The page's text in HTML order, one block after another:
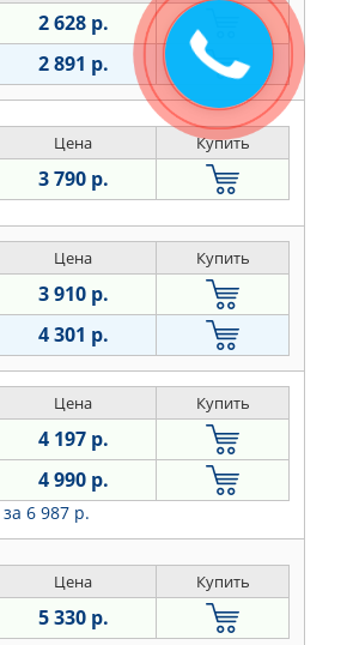
2 628 р.
2 891 р.
Цена Купить
3 790 р.
Цена Купить
3 910 р.
4 301 р.
Цена Купить
4 197 р.
4 990 р.
за 6 987 р.
Цена Купить
5 330 р.
Закажите
звонок